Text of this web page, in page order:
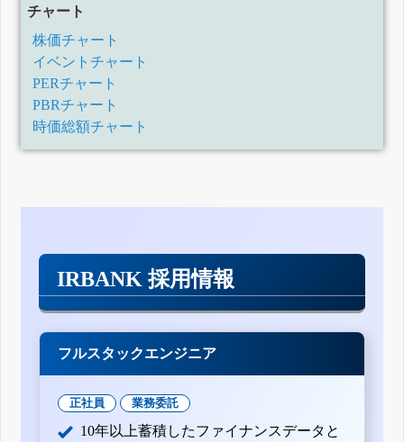
チャート
株価チャート
イベントチャート
PERチャート
PBRチャート
時価総額チャート
IRBANK 採用情報
フルスタックエンジニア
正社員 業務委託
10年以上蓄積したファイナンスデータと